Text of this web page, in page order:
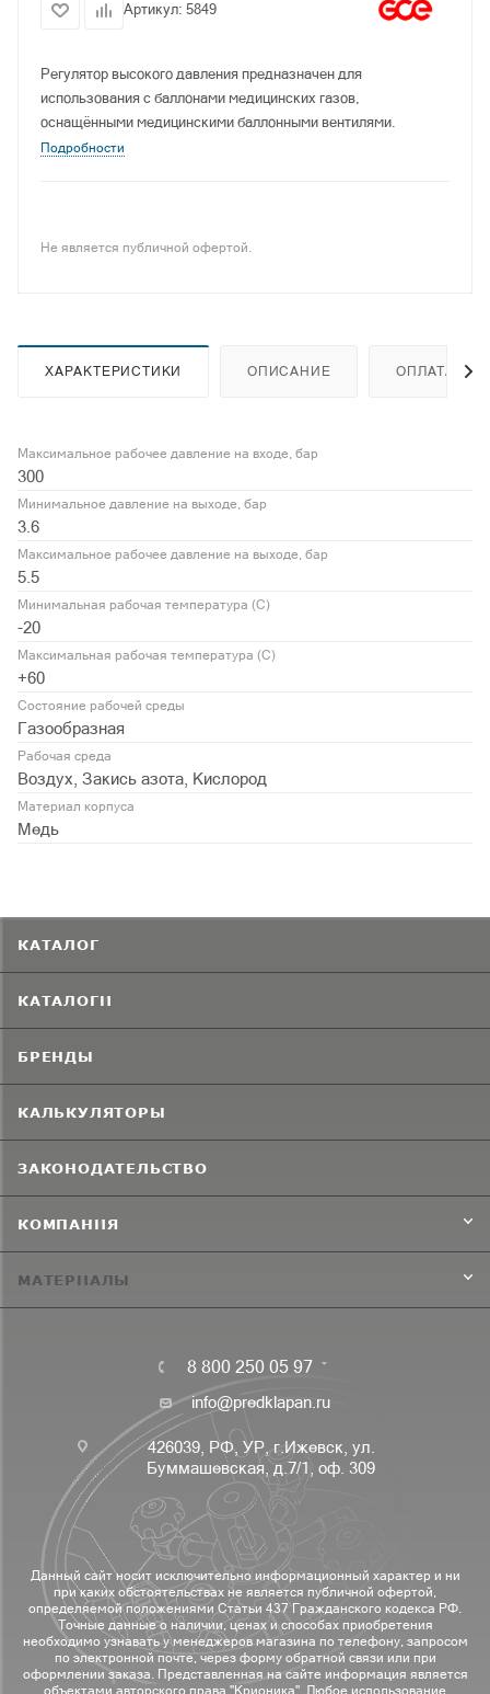
Артикул: 5849
Регулятор высокого давления предназначен для
использования с баллонами медицинских газов,
оснащёнными медицинскими баллонными вентилями.
Подробности
Не является публичной офертой.
ХАРАКТЕРИСТИКИ ОПИСАНИЕ ОПЛАТА
Максимальное рабочее давление на входе, бар
300
Минимальное давление на выходе, бар
3.6
Максимальное рабочее давление на выходе, бар
5.5
Минимальная рабочая температура (С)
-20
Максимальная рабочая температура (С)
+60
Состояние рабочей среды
Газообразная
Рабочая среда
Воздух, Закись азота, Кислород
Материал корпуса
Медь
КАТАЛОГ
КАТАЛОГИ
БРЕНДЫ
КАЛЬКУЛЯТОРЫ
ЗАКОНОДАТЕЛЬСТВО
КОМПАНИЯ
МАТЕРИАЛЫ
8 800 250 05 97
info@predklapan.ru
426039, РФ, УР, г.Ижевск, ул.
Буммашевская, д.7/1, оф. 309
Данный сайт носит исключительно информационный характер и ни
при каких обстоятельствах не является публичной офертой,
определяемой положениями Статьи 437 Гражданского кодекса РФ.
Точные данные о наличии, ценах и способах приобретения
необходимо узнавать у менеджеров магазина по телефону, запросом
по электронной почте, через форму обратной связи или при
оформлении заказа. Представленная на сайте информация является
объектами авторского права "Крионика". Любое использование